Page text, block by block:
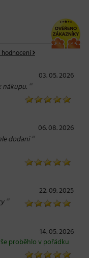
03. 05. 2026
nákupu. “
06. 08. 2026
dodani“
22. 09. 2025
“
14. 05. 2026
proběhlo v pořádku